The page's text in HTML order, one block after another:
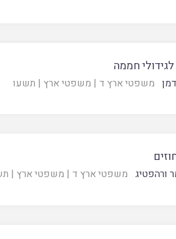
חממה
משפטי ארץ ד | משפטי ארץ | תשעו
ורהפטיג משפטי ארץ ד | משפטי ארץ |